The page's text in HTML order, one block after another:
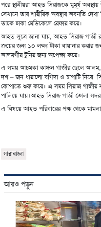
পরে স্থানীয়রা আহত সিরাজকে মুমূর্ষ
সেখানে তার শারীরিক অবস্থার অবনতি
তাকে ঢাকা মেডিকেলে রেফার করে।
আহত সূত্রে জানা যায়, আহত সিরাজ গাজী
ক্রয়ের জন্য ১০ লক্ষ্য টাকা বায়ানার করার
আলমগীর টুনির জন্য অপেক্ষা করে।
এ সময় আচমকা কাঞ্চন গাজীর ছেলে
দশ – জন ধারালো বগিদা ও চাপাটি নিয়ে
কোপাতে শুরু করে। এ সময় সিরাজ গাজীর
পালিয়ে যায়।আহত সিরাজ গাজী ভোলা
এ বিষয়ে আহত পরিবারের পক্ষ থেকে মামলা
সারাবাংলা
আরও পড়ুন